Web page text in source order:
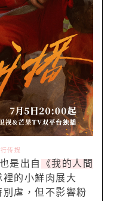
传媒
也是出自
《我的人間
裡的小鮮肉展大
虐，但不影響粉